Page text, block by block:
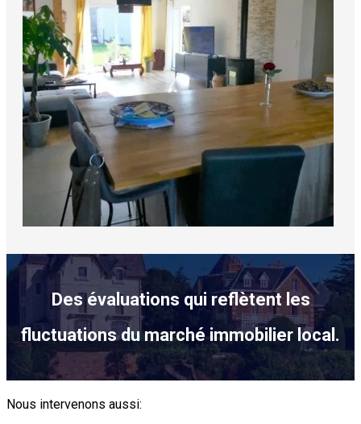
Des évaluations qui reflètent les
fluctuations du marché immobilier local.
Nous intervenons aussi: